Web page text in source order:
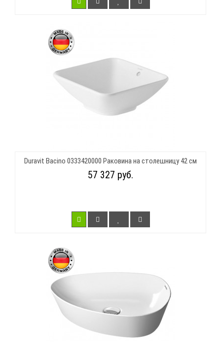
Duravit Bacino 0333420000 Раковина на столешницу 42 см
57 327 руб.